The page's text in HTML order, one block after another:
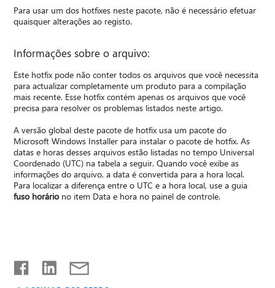
Para usar um dos hotfixes neste pacote, não é necessário efetuar
quaisquer alterações ao registo.
Informações sobre o arquivo:
Este hotfix pode não conter todos os arquivos que você necessita
para actualizar completamente um produto para a compilação
mais recente. Esse hotfix contém apenas os arquivos que você
precisa para resolver os problemas listados neste artigo.
A versão global deste pacote de hotfix usa um pacote do
Microsoft Windows Installer para instalar o pacote de hotfix. As
datas e horas desses arquivos estão listadas no tempo Universal
Coordenado (UTC) na tabela a seguir. Quando você exibe as
informações do arquivo, a data é convertida para a hora local.
Para localizar a diferença entre o UTC e a hora local, use a guia
fuso horário no item Data e hora no painel de controle.